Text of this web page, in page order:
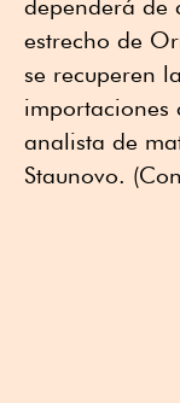
dependerá de
estrecho de
se recuperen
importaciones
analista de
Staunovo.